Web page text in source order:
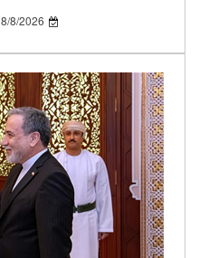
بإلزام إسرائيل بالمرحلة8/8/2026 9:22:54 PM